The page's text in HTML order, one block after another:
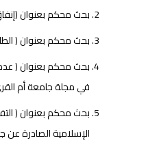
بحث محكم بعنوان (إنفاق
بحث محكم بعنوان ( الطلاق
بحث محكم بعنوان (
في مجلة جامعة أم القرى لعلوم
بحث محكم بعنوان (
الإسلامية الصادرة عن جامعة الكويت عام